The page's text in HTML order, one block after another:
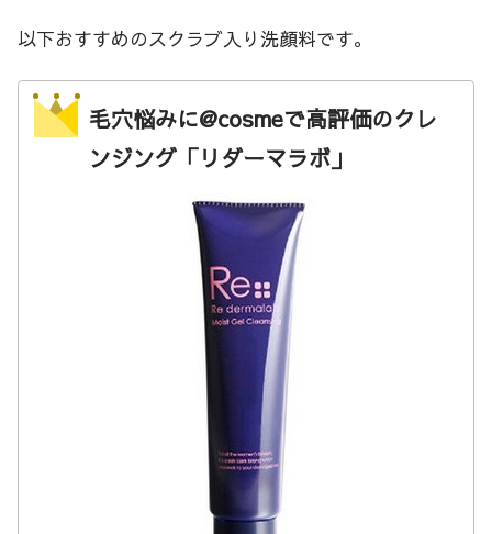
以下おすすめのスクラブ入り洗顔料です。
毛穴悩みに@cosmeで高評価のクレ
ンジング「リダーマラボ」